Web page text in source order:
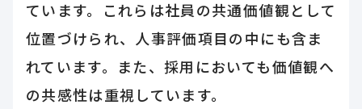
ています。これらは社員の共通価値観として
位置づけられ、人事評価項目の中にも含ま
れています。また、採用においても価値観へ
の共感性は重視しています。